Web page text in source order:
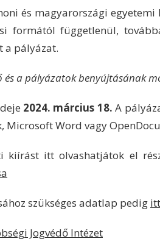
és magyarországi
formától függetlenül,
a pályázat.
a pályázatok benyújtásának
2024. március 18. A
Microsoft Word vagy
kiírást itt olvashatjátok el
szükséges adatlap pedig itt
Jogvédő Intézet